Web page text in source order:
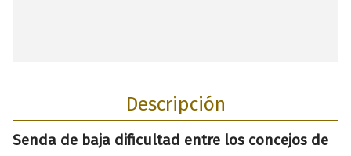
Descripción
Senda de baja dificultad entre los concejos de